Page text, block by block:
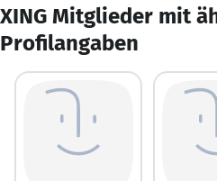
XING Mitglieder mit
Profilangaben